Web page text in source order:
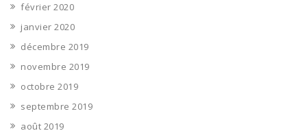
février 2020
janvier 2020
décembre 2019
novembre 2019
octobre 2019
septembre 2019
août 2019